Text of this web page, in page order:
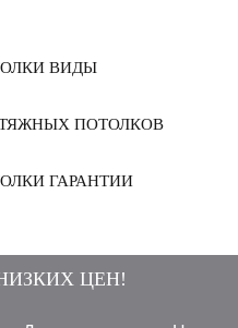
ВИДЫ
ПОТОЛКОВ
ГАРАНТИИ
ЦЕН!